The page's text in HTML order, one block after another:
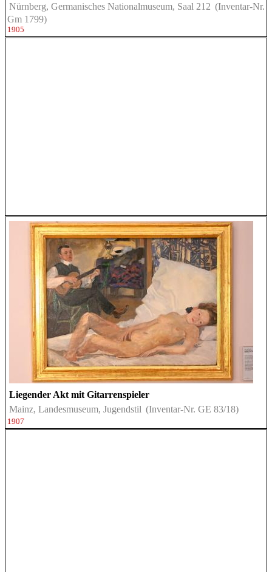
Nürnberg, Germanisches Nationalmuseum, Saal 212 (Inventar-Nr.
Gm 1799)
1905
Liegender Akt mit Gitarrenspieler
Mainz, Landesmuseum, Jugendstil (Inventar-Nr. GE 83/18)
1907